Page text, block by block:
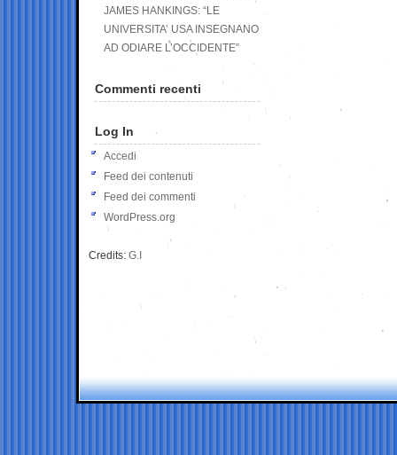
JAMES HANKINGS: “LE
UNIVERSITA’ USA INSEGNANO
AD ODIARE L’OCCIDENTE”
Commenti recenti
Log In
Accedi
Feed dei contenuti
Feed dei commenti
WordPress.org
Credits: G.I